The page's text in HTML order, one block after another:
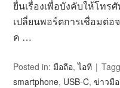
ยื่นเรื่องเพื่อบังคับให้โทร
เปลี่ยนพอร์ตการเชื่อมต่อ
ค …
Posted in: มือถือ,ไอที
smartphone, USB-C,ข่าวมื